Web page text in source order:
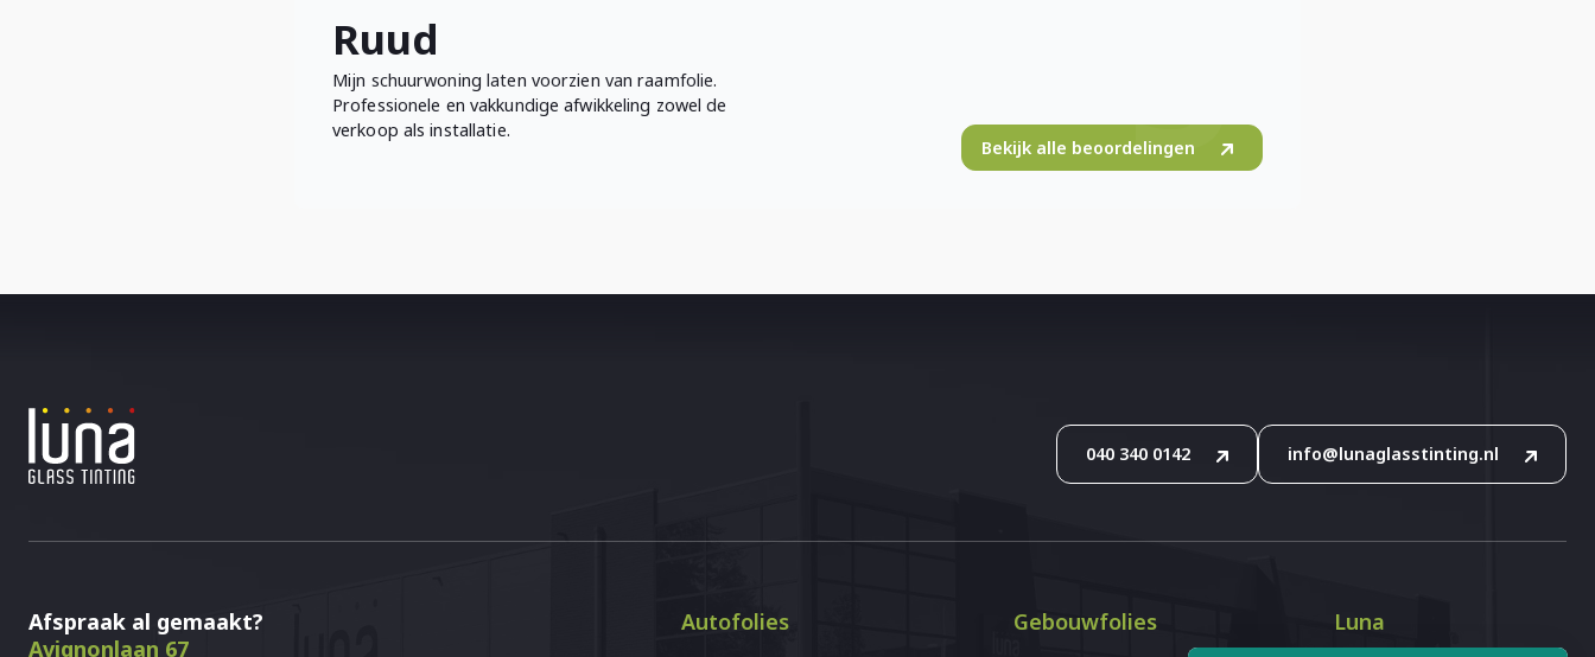
Ruud
Mijn schuurwoning laten voorzien van raamfolie.
Professionele en vakkundige afwikkeling zowel de
verkoop als installatie.
Bekijk alle beoordelingen
040 340 0142 info@lunaglasstinting.nl
Afspraak al gemaakt?
Avignonlaan 67
Autofolies Gebouwfolies Luna